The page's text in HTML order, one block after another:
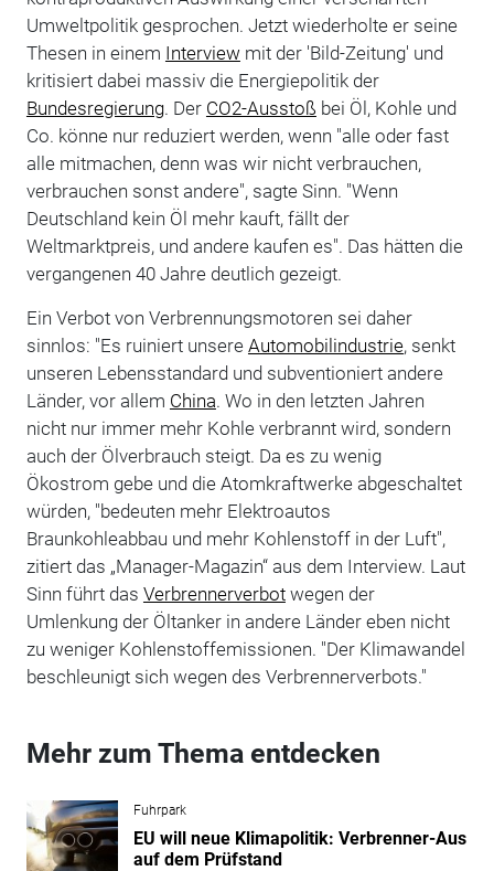
Umweltpolitik gesprochen. Jetzt wiederholte er seine
Thesen in einem Interview mit der 'Bild-Zeitung' und
kritisiert dabei massiv die Energiepolitik der
Bundesregierung. Der CO2-Ausstoß bei Öl, Kohle und
Co. könne nur reduziert werden, wenn "alle oder fast
alle mitmachen, denn was wir nicht verbrauchen,
verbrauchen sonst andere", sagte Sinn. "Wenn
Deutschland kein Öl mehr kauft, fällt der
Weltmarktpreis, und andere kaufen es". Das hätten die
vergangenen 40 Jahre deutlich gezeigt.
Ein Verbot von Verbrennungsmotoren sei daher
sinnlos: "Es ruiniert unsere Automobilindustrie, senkt
unseren Lebensstandard und subventioniert andere
Länder, vor allem China. Wo in den letzten Jahren
nicht nur immer mehr Kohle verbrannt wird, sondern
auch der Ölverbrauch steigt. Da es zu wenig
Ökostrom gebe und die Atomkraftwerke abgeschaltet
würden, "bedeuten mehr Elektroautos
Braunkohleabbau und mehr Kohlenstoff in der Luft",
zitiert das „Manager-Magazin“ aus dem Interview. Laut
Sinn führt das Verbrennerverbotwegen der
Umlenkung der Öltanker in andere Länder eben nicht
zu weniger Kohlenstoffemissionen. "Der Klimawandel
beschleunigt sich wegen des Verbrennerverbots."
Mehr zum Thema entdecken
Fuhrpark
EU will neue Klimapolitik: Verbrenner-Aus
auf dem Prüfstand